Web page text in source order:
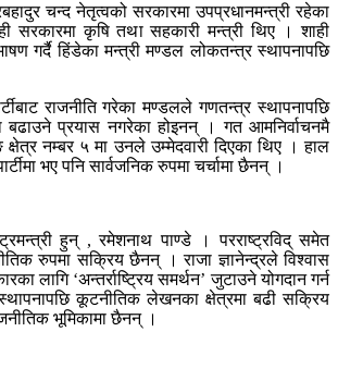
चन्द नेतृत्वको सरकारमा उपप्रधानमन्त्री रहेका
सरकारमा कृषि तथा सहकारी मन्त्री थिए । शाही
गर्दै हिंडेका मन्त्री मण्डल लोकतन्त्र स्थापनापछि
राजनीति गरेका मण्डलले गणतन्त्र स्थापनापछि
बढाउने प्रयास नगरेका होइनन् । गत आमनिर्वाचनमै
क्षेत्र नम्बर ५ मा उनले उम्मेदवारी दिएका थिए । हाल
भए पनि सार्वजनिक रुपमा चर्चामा छैनन् ।
हुन् , रमेशनाथ पाण्डे । परराष्ट्रविद् समेत
रुपमा सक्रिय छैनन् । राजा ज्ञानेन्द्रले विश्वास
लागि ‘अन्तर्राष्ट्रिय समर्थन’ जुटाउने योगदान गर्न
कूटनीतिक लेखनका क्षेत्रमा बढी सक्रिय
भूमिकामा छैनन् ।